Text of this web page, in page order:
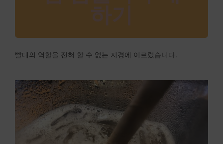
빨대의 역할을 전혀 할 수 없는 지경에 이르렀습니다.